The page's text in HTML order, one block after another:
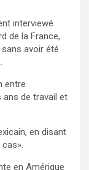
interviewé
de la France,
avoir été
entre
de travail et
en disant
en Amérique